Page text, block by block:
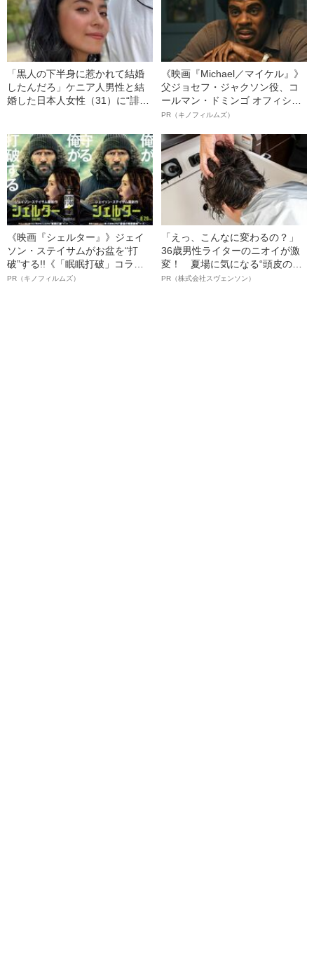
「黒人の下半身に惹かれて結婚
したんだろ」ケニア人男性と結
婚した日本人女性（31）に“誹謗
《映画『Michael／マイケル』》
父ジョセフ・ジャクソン役、コ
ールマン・ドミンゴ オフィシャ
ルインタビュー“観客を魅了した
語る”《日本興収70億円突破》
PR（キノフィルムズ）
《映画『シェルター』》ジェイ
ソン・ステイサムがお盆を“打
破”する!!《「眠眠打破」コラ
ボ》
PR（キノフィルムズ）
「えっ、こんなに変わるの？」
36歳男性ライターのニオイが激
変！ 夏場に気になる“頭皮のニ
オイ”や“ベタつき”を解消す
PR（株式会社スヴェンソン）